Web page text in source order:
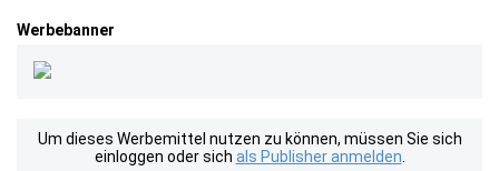
Werbebanner
Um dieses Werbemittel nutzen zu können, müssen Sie sich
einloggen oder sich als Publisher anmelden